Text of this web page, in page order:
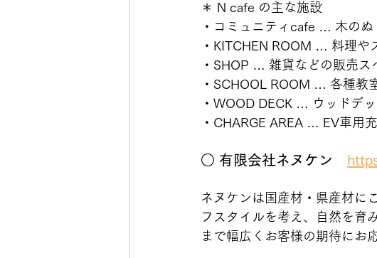
＊ N cafe の主な施設
・コミュニティcafe … 木の
・KITCHEN ROOM … 料理や
・SHOP … 雑貨などの販売ス
・SCHOOL ROOM … 各種教
・WOOD DECK … ウッドデ
・CHARGE AREA … EV車用
○ 有限会社ネヌケン
ネヌケンは国産材・県産材に
フスタイルを考え、自然を育
まで幅広くお客様の期待にお